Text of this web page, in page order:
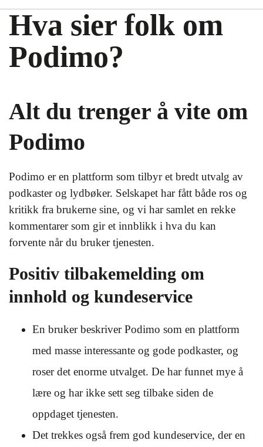
Hva sier folk om
Podimo?
Alt du trenger å vite om
Podimo
Podimo er en plattform som tilbyr et bredt utvalg av
podkaster og lydbøker. Selskapet har fått både ros og
kritikk fra brukerne sine, og vi har samlet en rekke
kommentarer som gir et innblikk i hva du kan
forvente når du bruker tjenesten.
Positiv tilbakemelding om
innhold og kundeservice
En bruker beskriver Podimo som en plattform
med masse interessante og gode podkaster, og
roser det enorme utvalget. De har funnet mye å
lære og har ikke sett seg tilbake siden de
oppdaget tjenesten.
Det trekkes også frem god kundeservice, der en